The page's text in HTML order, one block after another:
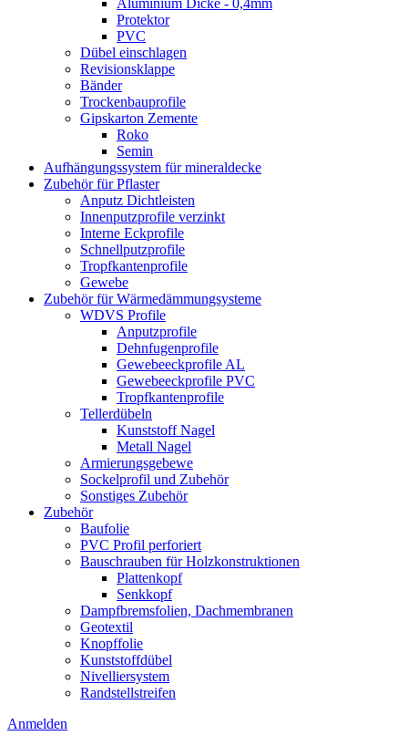
Aluminium Dicke - 0,4mm
Protektor
PVC
Dübel einschlagen
Revisionsklappe
Bänder
Trockenbauprofile
Gipskarton Zemente
Roko
Semin
Aufhängungssystem für mineraldecke
Zubehör für Pflaster
Anputz Dichtleisten
Innenputzprofile verzinkt
Interne Eckprofile
Schnellputzprofile
Tropfkantenprofile
Gewebe
Zubehör für Wärmedämmungsysteme
WDVS Profile
Anputzprofile
Dehnfugenprofile
Gewebeeckprofile AL
Gewebeeckprofile PVC
Tropfkantenprofile
Tellerdübeln
Kunststoff Nagel
Metall Nagel
Armierungsgebewe
Sockelprofil und Zubehör
Sonstiges Zubehör
Zubehör
Baufolie
PVC Profil perforiert
Bauschrauben für Holzkonstruktionen
Plattenkopf
Senkkopf
Dampfbremsfolien, Dachmembranen
Geotextil
Knopffolie
Kunststoffdübel
Nivelliersystem
Randstellstreifen
Anmelden